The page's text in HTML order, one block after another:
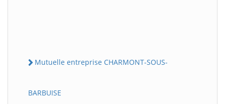
Mutuelle entreprise CHARMONT-SOUS-
BARBUISE